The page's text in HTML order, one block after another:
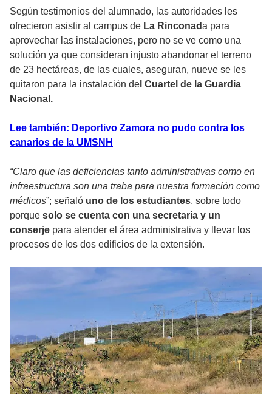
Según testimonios del alumnado, las autoridades les
ofrecieron asistir al campus de La Rinconada para
aprovechar las instalaciones, pero no se ve como una
solución ya que consideran injusto abandonar el terreno
de 23 hectáreas, de las cuales, aseguran, nueve se les
quitaron para la instalación de l Cuartel de la Guardia
Nacional.
Lee también: Deportivo Zamora no pudo contra los
canarios de la UMSNH
“Claro que las deficiencias tanto administrativas como en
infraestructura son una traba para nuestra formación como
médicos”; señaló uno de los estudiantes, sobre todo
porque solo se cuenta con una secretaria y un
conserje para atender el área administrativa y llevar los
procesos de los dos edificios de la extensión.